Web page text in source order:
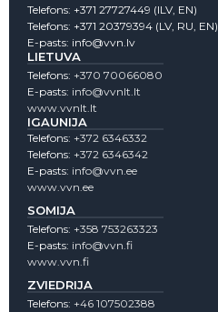
Telefons: +371 27727449 (lLV, EN)
Telefons: +371 20379394 (LV, RU, EN)
E-pasts: info@vvn.lv
LIETUVA
Telefons: +370 70066080
E-pasts: info@vvnlt.lt
www.vvnlt.lt
IGAUNIJA
Telefons: +372 6346332
Telefons: +372 6346342
E-pasts: info@vvn.ee
www.vvn.ee
SOMIJA
Telefons: +358 753263323
E-pasts: info@vvn.fi
www.vvn.fi
ZVIEDRIJA
Telefons: +46 107502388